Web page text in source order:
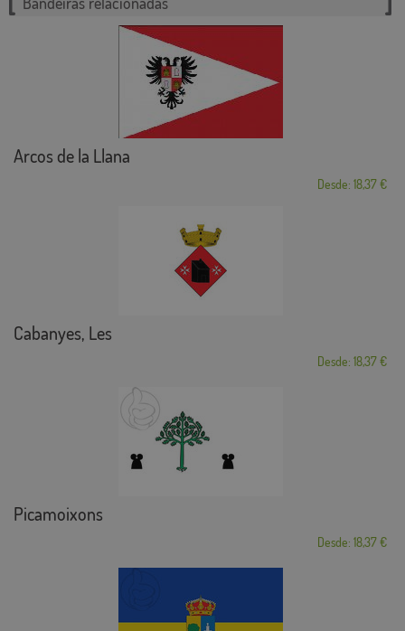
Arcos de la Llana
Desde: 18,37 €
Cabanyes, Les
Desde: 18,37 €
Picamoixons
Desde: 18,37 €